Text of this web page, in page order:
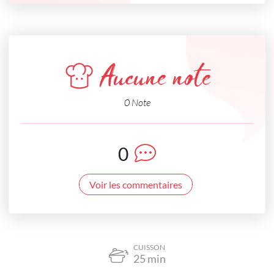
Aucune note
0 Note
0
Voir les commentaires
CUISSON
25 min